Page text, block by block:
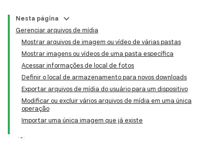
Nesta página
Gerenciar arquivos de mídia
Mostrar arquivos de imagem ou vídeo de várias pastas
Mostrar imagens ou vídeos de uma pasta específica
Acessar informações de local de fotos
Definir o local de armazenamento para novos downloads
Exportar arquivos de mídia do usuário para um dispositivo
Modificar ou excluir vários arquivos de mídia em uma única
operação
Importar uma única imagem que já existe